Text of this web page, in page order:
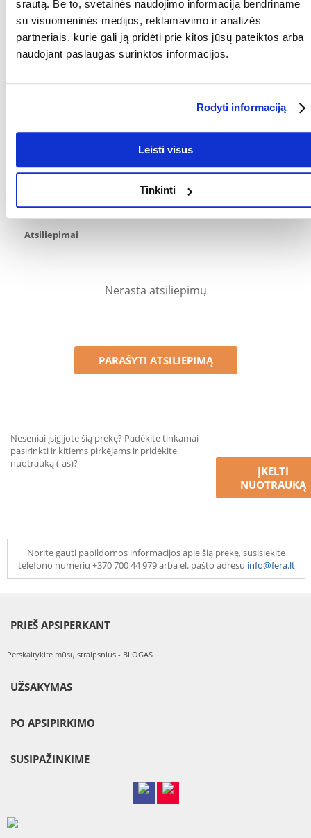
srautą. Be to, svetainės naudojimo informaciją bendriname
su visuomeninės medijos, reklamavimo ir analizės
partneriais, kurie gali ją pridėti prie kitos jūsų pateiktos arba
naudojant paslaugas surinktos informacijos.
Rodyti informaciją
Leisti visus
Tinkinti
Parametrai
DYDIS: Didelis
MEDŽIAGA:
Produktą gali vertinti tik registruoti FERA.LT klientai, kurie jį
Patikrinę atsiliepimus, paskelbsime ir teigiamus, ir neigiamus
atsiliepimus.
Atsiliepimai
Nerasta atsiliepimų
PARAŠYTI ATSILIEPIMĄ
Neseniai įsigijote šią prekę? Padėkite tinkamai
pasirinkti ir kitiems pirkėjams ir pridėkite
nuotrauką (-as)?
ĮKELTI
NUOTRAUKĄ
Norite gauti papildomos informacijos apie šią prekę, susisiekite
telefono numeriu +370 700 44 979 arba el. pašto adresu info@fera.lt
PRIEŠ APSIPERKANT
Perskaitykite mūsų straipsnius - BLOGAS
UŽSAKYMAS
PO APSIPIRKIMO
SUSIPAŽINKIME